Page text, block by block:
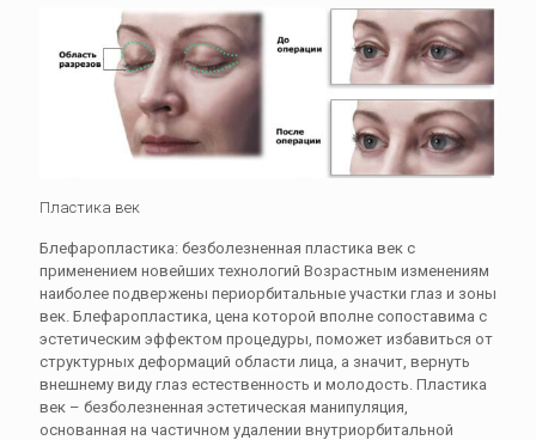
Пластика век
Блефаропластика: безболезненная пластика век с
применением новейших технологий Возрастным изменениям
наиболее подвержены периорбитальные участки глаз и зоны
век. Блефаропластика, цена которой вполне сопоставима с
эстетическим эффектом процедуры, поможет избавиться от
структурных деформаций области лица, а значит, вернуть
внешнему виду глаз естественность и молодость. Пластика
век – безболезненная эстетическая манипуляция,
основанная на частичном удалении внутриорбитальной